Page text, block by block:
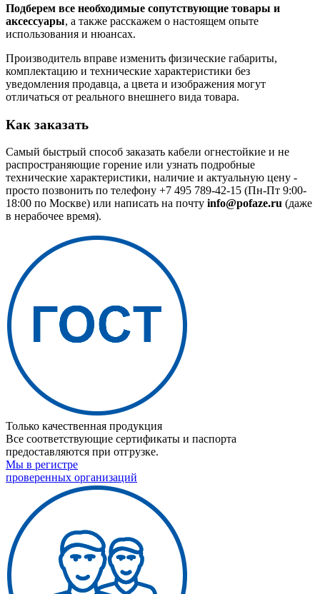
Подберем все необходимые сопутствующие товары и
аксессуары, а также расскажем о настоящем опыте
использования и нюансах.
Производитель вправе изменить физические габариты,
комплектацию и технические характеристики без
уведомления продавца, а цвета и изображения могут
отличаться от реального внешнего вида товара.
Как заказать
Самый быстрый способ заказать кабели огнестойкие и не
распространяющие горение или узнать подробные
технические характеристики, наличие и актуальную цену -
просто позвонить по телефону +7 495 789-42-15 (Пн-Пт 9:00-
18:00 по Москве) или написать на почту info@pofaze.ru (даже
в нерабочее время).
Только качественная продукция
Все соответствующие сертификаты и паспорта
предоставляются при отгрузке.
Мы в регистре
проверенных организаций